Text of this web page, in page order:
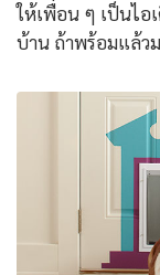
ให้เพื่อน ๆ เป็นไอ
บ้าน ถ้าพร้อมแล้ว